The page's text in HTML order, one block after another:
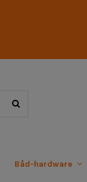
Båd-hardware